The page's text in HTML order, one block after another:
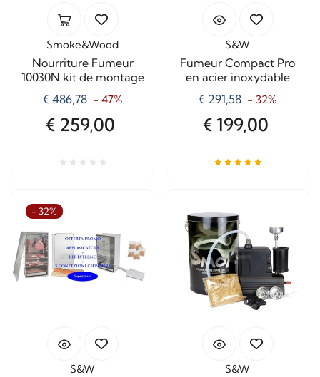
Smoke&Wood
Nourriture Fumeur
10030N kit de montage
€ 486,78 - 47%
€ 259,00
S&W
Fumeur Compact Pro
en acier inoxydable
€ 291,58 - 32%
€ 199,00
- 32%
S&W S&W